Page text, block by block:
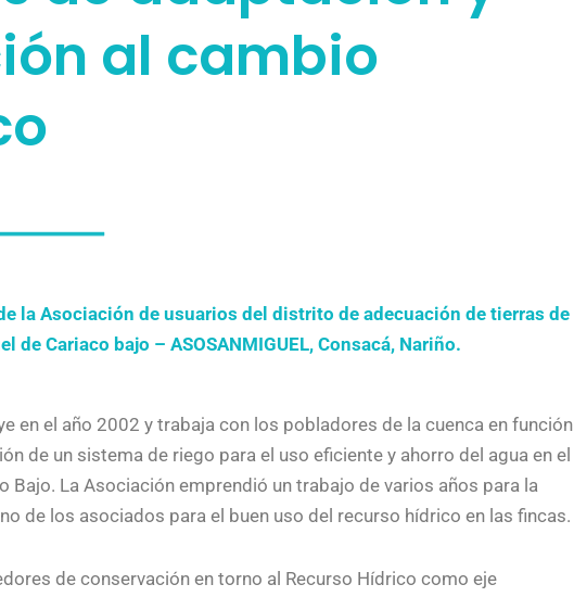
al cambio
la Asociación de usuarios del distrito de adecuación de tierras de
de Cariaco bajo – ASOSANMIGUEL, Consacá, Nariño.
en el año 2002 y trabaja con los pobladores de la cuenca en función
de un sistema de riego para el uso eficiente y ahorro del agua en el
Bajo. La Asociación emprendió un trabajo de varios años para la
de los asociados para el buen uso del recurso hídrico en las fincas.
de conservación en torno al Recurso Hídrico como eje